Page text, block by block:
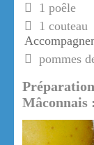
1 poêle
1 couteau
pommes
Mâconnais :